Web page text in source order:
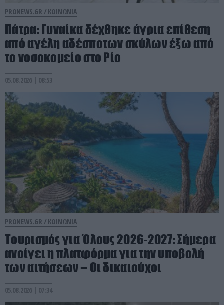
PRONEWS.GR / ΚΟΙΝΩΝΙΑ
Πάτρα: Γυναίκα δέχθηκε άγρια επίθεση
από αγέλη αδέσποτων σκύλων έξω από
το νοσοκομείο στο Ρίο
05.08.2026 | 08:53
PRONEWS.GR / ΚΟΙΝΩΝΙΑ
Τουρισμός για Όλους 2026-2027: Σήμερα
ανοίγει η πλατφόρμα για την υποβολή
των αιτήσεων – Οι δικαιούχοι
05.08.2026 | 07:34